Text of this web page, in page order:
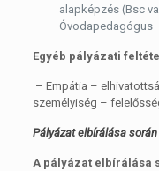
alapképzés (Bsc
Óvodapedagógus
Egyéb pályázati
– Empátia –
személyiség –
Pályázat elbírálása
A pályázat elbírálása